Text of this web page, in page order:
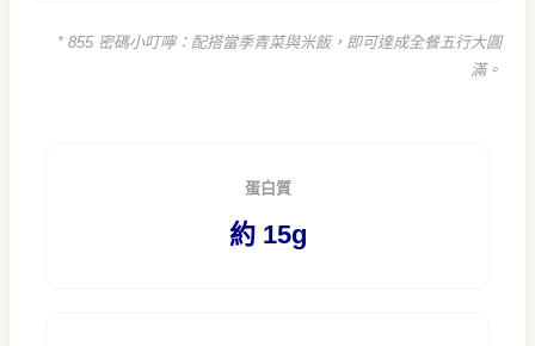
* 855 密碼小叮嚀：配搭當季青菜與米飯，即可達成全餐五行大圓
滿。
蛋白質
約 15g